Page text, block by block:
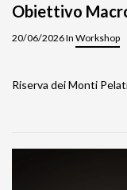
Obiettivo
20/06/2026 In Workshop
Riserva dei Monti